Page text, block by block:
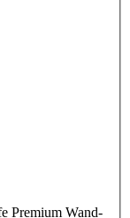
Premium Wand-